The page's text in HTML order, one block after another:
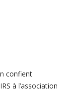
confient
à l’association